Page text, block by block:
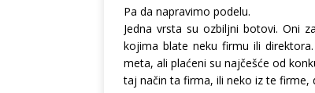
Pa da napravimo podelu.
Jedna vrsta su ozbiljni botovi. Oni
kojima blate neku firmu ili
meta, ali plaćeni su najčešće od
taj način ta firma, ili neko iz te firme,